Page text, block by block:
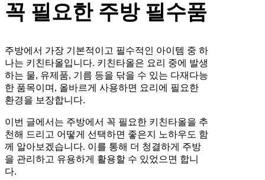
꼭 필요한 주방 필수품
주방에서 가장 기본적이고 필수적인 아이템 중 하
나는 키친타올입니다. 키친타올은 요리 중에 발생
하는 물, 유제품, 기름 등을 닦을 수 있는 다재다능
한 품목이며, 올바르게 사용하면 요리에 필요한
환경을 보장합니다.
이번 글에서는 주방에서 꼭 필요한 키친타올을 추
천해 드리고 어떻게 선택하면 좋은지 노하우도 함
께 알아보겠습니다. 이를 통해 더 청결하게 주방
을 관리하고 유용하게 활용할 수 있었으면 합니
다.